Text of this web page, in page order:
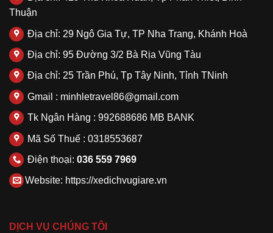
Thuận
Địa chỉ: 29 Ngô Gia Tự, TP Nha Trang, Khánh Hoà
Địa chỉ: 95 Đường 3/2 Bà Rịa Vũng Tàu
Địa chỉ: 25 Trần Phú, Tp Tây Ninh, Tỉnh TNinh
Gmail : minhletravel86@gmail.com
Tk Ngân Hàng : 992688686 MB BANK
Mã Số Thuế : 0318553687
Điện thoại: 036 559 7969
Website: https://xedichvugiare.vn
DỊCH VỤ CHÚNG TÔI